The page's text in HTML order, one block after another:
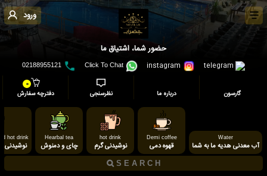
ورود
حضور شما، اشتیاق ما
گارسون درباره ما نظرسنجی
0
دفترچه سفارش
Water
آب معدنی هدیه ما به شما
Demi coffee
قهوه دمی
hot drink
نوشیدنی گرم
Hearbal tea
چای و دمنوش
hot drink
نوشیدنی